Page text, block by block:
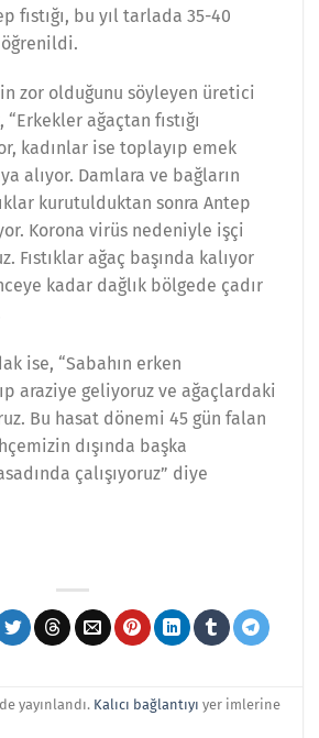
fıstığı, bu yıl tarlada 35-40
öğrenildi.
zor olduğunu söyleyen üretici
ağaçtan fıstığı
kadınlar ise toplayıp emek
alıyor. Damlara ve bağların
kurutulduktan sonra Antep
Korona virüs nedeniyle işçi
Fıstıklar ağaç başında kalıyor
kadar dağlık bölgede çadır
ise, “Sabahın erken
araziye geliyoruz ve ağaçlardaki
Bu hasat dönemi 45 gün falan
dışında başka
çalışıyoruz” diye
yayınlandı. Kalıcı bağlantıyı yer imlerine